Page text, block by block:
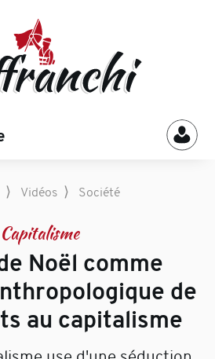
⟩ Vidéos ⟩ Société
Capitalisme
Noël comme
de
au capitalisme